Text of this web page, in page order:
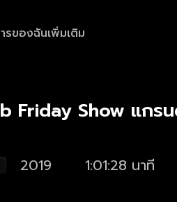
รของฉันเพิ่มเติม
Friday Show แกรน
2019 1:01:28 นาที